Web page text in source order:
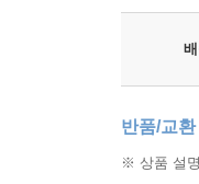
반품/교환
※ 상품 설